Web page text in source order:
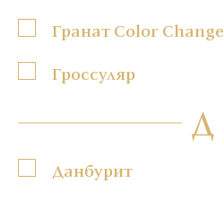
Гранат Color Change
Гроссуляр
Д
Данбурит